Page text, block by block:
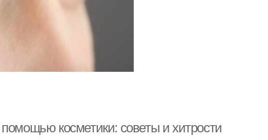
косметики: советы и хитрости